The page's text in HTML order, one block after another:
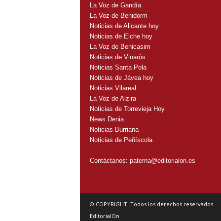
La Voz de Gandía
La Voz de Benidorm
Noticias de Alicante hoy
Noticias de Elche hoy
La Voz de Benicasim
Noticias de Vinaròs
Noticias Santa Pola
Noticias de Jávea hoy
Noticias Vilareal
La Voz de Alzira
Noticias de Torrevieja Hoy
News Denia
Noticias Burriana
Noticias de Peñíscola
Contáctanos: paterna@editorialon.es
© COPYRIGHT. Todos los derechos reservados
EditorialOn.